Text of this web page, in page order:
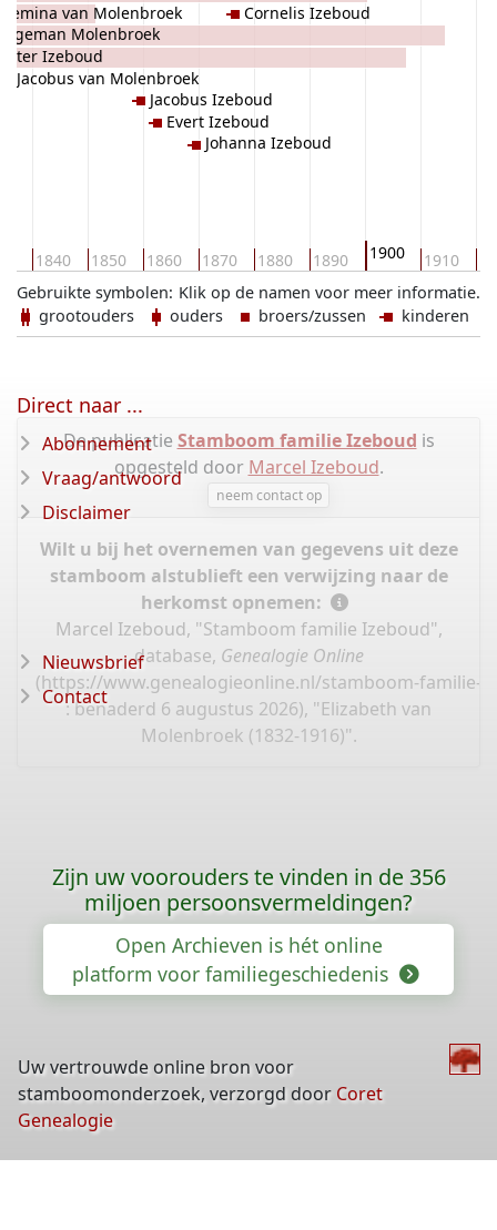
1840 1850 1860 1870 1880 1890 1900 1910
van Molenbroek
Molenbroek
Izeboud
Jacobus van Molenbroek
Jacobus Izeboud
Evert Izeboud
Johanna Izeboud
Cornelis Izeboud
Klik op de namen voor meer informatie.
Gebruikte symbolen:
grootouders
ouders broers/zussen kinderen
De publicatie Stamboom familie Izeboud is
opgesteld door Marcel Izeboud.
neem contact op
Wilt u bij het overnemen van gegevens uit deze
stamboom alstublieft een verwijzing naar de
herkomst opnemen:
Marcel Izeboud, "Stamboom familie Izeboud",
database, Genealogie Online
(https://www.genealogieonline.nl/stamboom-familie-
: benaderd 6 augustus 2026), "Elizabeth van
Molenbroek (1832-1916)".
Direct naar ...
Abonnement
Vraag/antwoord
Disclaimer
Nieuwsbrief
Contact
Zijn uw voorouders te vinden in de 356
miljoen persoonsvermeldingen?
Open Archieven is hét online
platform voor familiegeschiedenis
Uw vertrouwde online bron voor
stamboomonderzoek, verzorgd door Coret
Genealogie